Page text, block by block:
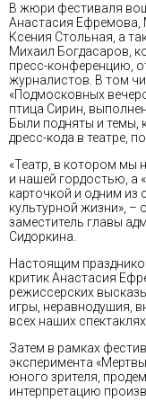
В жюри фестиваля
Анастасия Ефремова,
Ксения Стольная, а
Михаил Богдасаров,
пресс-конференцию,
журналистов. В том
«Подмосковных
птица Сирин,
Были подняты и темы,
дресс-кода в театре,
«Театр, в котором мы
и нашей гордостью, а
карточкой и одним из
культурной жизни», –
заместитель главы
Сидоркина.
Настоящим
критик Анастасия
режиссерских
игры, неравнодушия,
всех наших
Затем в рамках
эксперимента
юного зрителя,
интерпретацию